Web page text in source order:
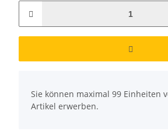
Sie können maximal 99 Einheiten
Artikel erwerben.